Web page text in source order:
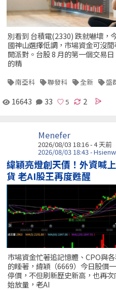
別看到 台積電(2330) 跌就嚇壞，
國神山選擇低調，市場資金可沒
開派對。台股 8 月的第一個交易
的精
南亞科 聯發科 全新 盛
16643 33 2
Menefer
2026/08/03 18:16 - 4 天前
2026/08/03 18:43 -
緯穎亮燈創天價！外資喊
貨 老AI股王再度甦醒
市場資金忙著追記憶體、CPO與
的睡著，緯穎（6669）今日股價
停價，不但刷新歷史新高，也再
始放量，老AI